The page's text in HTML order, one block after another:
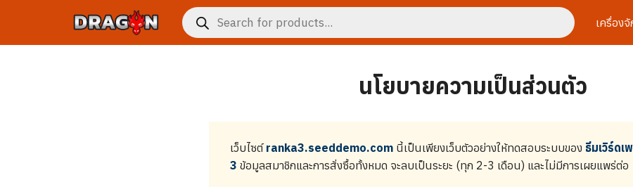
content
Products
search
เครื่อง
นโยบายความเป็นส่วนตัว
เว็บไซต์ranka3.seeddemo.com นี้เป็นเพียงเว็บตัวอย่างให้ทดสอบระบบของ ธีมเวิร์ดเ
3 ข้อมูลสมาชิกและการสั่งซื้อทั้งหมด จะลบเป็นระยะ (ทุก 2-3 เดือน) และไม่มีการเผยแพร่ต่อ